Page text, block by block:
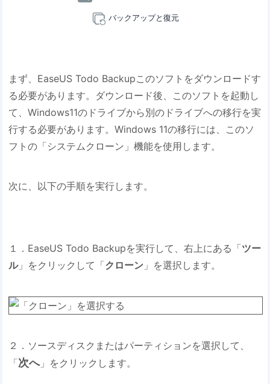
バックアップと復元
まず、EaseUS Todo Backupこのソフトをダウンロードす
る必要があります。ダウンロード後、このソフトを起動し
て、Windows11のドライブから別のドライブへの移行を実
行する必要があります。Windows 11の移行には、このソ
フトの「システムクローン」機能を使用します。
次に、以下の手順を実行します。
１．EaseUS Todo Backupを実行して、右上にある「ツー
ル」をクリックして「クローン 」を選択します。
２．ソースディスクまたはパーティションを選択して、
「次へ」をクリックします。